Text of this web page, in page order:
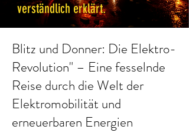
verständlich erklärt.
Blitz und Donner: Die Elektro-
Revolution" – Eine fesselnde
Reise durch die Welt der
Elektromobilität und
erneuerbaren Energien